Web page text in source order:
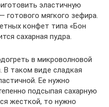
эластичную
мягкого зефира.
конфет типа «Бон
сахарная пудра.
в микроволновой
В таком виде сладкая
Ее нужно
подсыпая сахарную
жесткой, то нужно